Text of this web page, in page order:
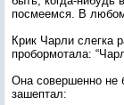
посмеемся. В
Крик Чарли слегка
пробормотала:
Она совершенно не
зашептал: